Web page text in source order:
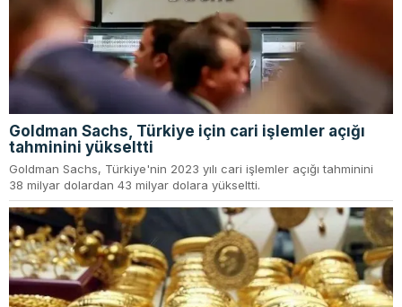
Goldman Sachs, Türkiye için cari işlemler açığı
tahminini yükseltti
Goldman Sachs, Türkiye'nin 2023 yılı cari işlemler açığı tahminini
38 milyar dolardan 43 milyar dolara yükseltti.